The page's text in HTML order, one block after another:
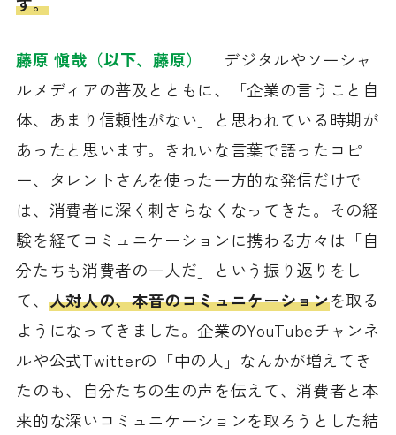
藤原 愼哉（以下、藤原）
デジタルやソーシャ
ルメディアの普及とともに、「企業の言うこと自
体、あまり信頼性がない」と思われている時期が
あったと思います。きれいな言葉で語ったコピ
ー、タレントさんを使った一方的な発信だけで
は、消費者に深く刺さらなくなってきた。その経
験を経てコミュニケーションに携わる方々は「自
分たちも消費者の一人だ」という振り返りをし
て、 人対人の、本音のコミュニケーションを取る
ようになってきました。企業のYouTubeチャンネ
ルや公式Twitterの「中の人」なんかが増えてき
たのも、自分たちの生の声を伝えて、消費者と本
来的な深いコミュニケーションを取ろうとした結